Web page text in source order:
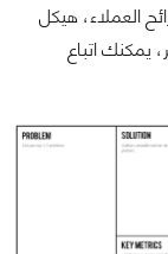
العملاء، هيكل
يمكنك اتباع